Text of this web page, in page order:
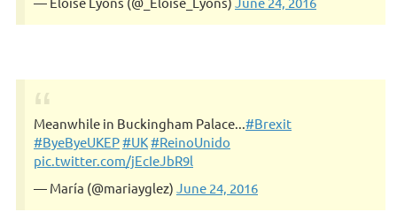
Meanwhile in Buckingham Palace...#Brexit
#ByeByeUKEP#UK#ReinoUnido
pic.twitter.com/jEcIeJbR9l
— María (@mariayglez) June 24, 2016